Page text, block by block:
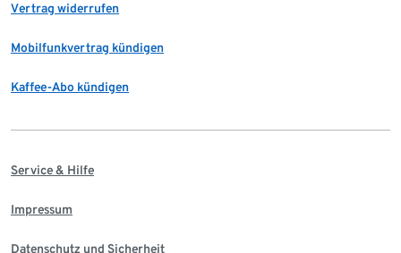
Vertrag widerrufen
Mobilfunkvertrag kündigen
Kaffee-Abo kündigen
Service & Hilfe
Impressum
Datenschutz und Sicherheit